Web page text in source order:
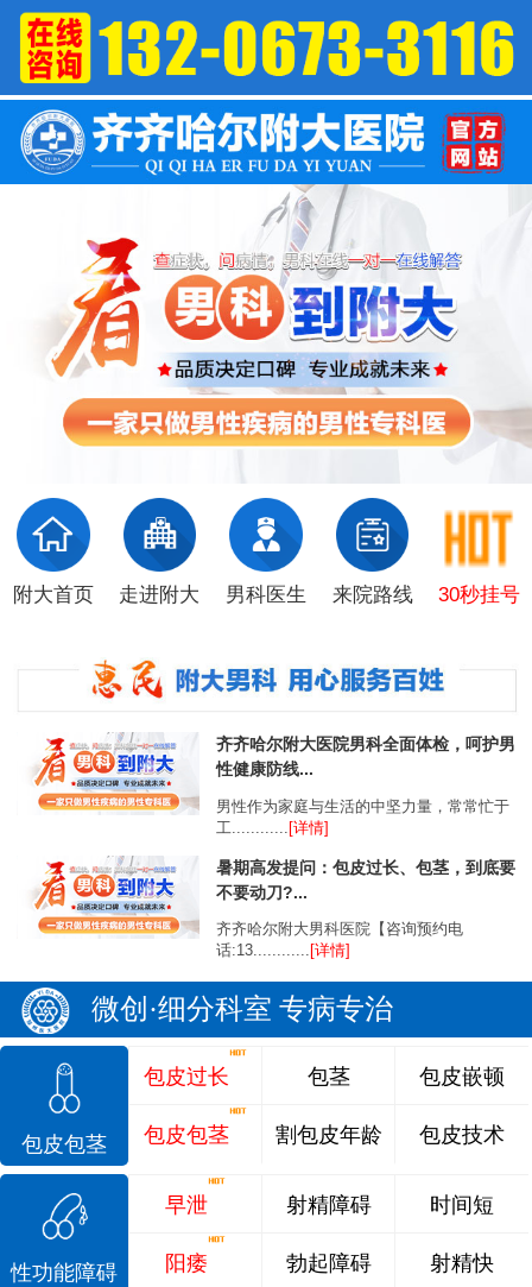
附大首页 走进附大 男科医生 来院路线 30秒挂号
齐齐哈尔附大医院男科全面体检，呵护男
性健康防线...
男性作为家庭与生活的中坚力量，常常忙于
工............
[详情]
暑期高发提问：包皮过长、包茎，到底要
不要动刀?...
齐齐哈尔附大男科医院【咨询预约电
话:13............ [详情]
微创·细分科室 专病专治
包皮包茎
包皮过长
包皮包茎
包茎
割包皮年龄
包皮嵌顿
包皮技术
性功能障碍
早泄
阳痿
射精障碍
勃起障碍
时间短
射精快